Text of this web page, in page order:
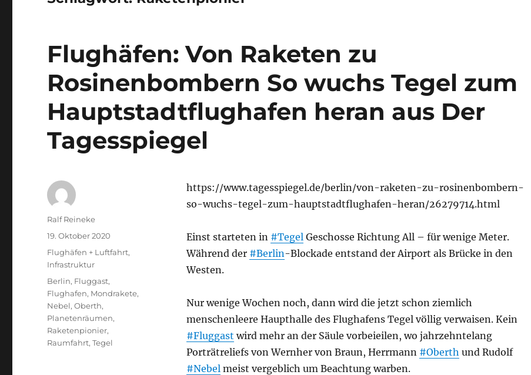
Flughäfen: Von Raketen zu
Rosinenbombern So wuchs Tegel zum
Hauptstadtflughafen heran aus Der
Tagesspiegel
https://www.tagesspiegel.de/berlin/von-raketen-zu-rosinenbombern-
so-wuchs-tegel-zum-hauptstadtflughafen-heran/26279714.html
Einst starteten in #TegelGeschosse Richtung All – für wenige Meter.
Während der #Berlin-Blockade entstand der Airport als Brücke in den
Westen.
Nur wenige Wochen noch, dann wird die jetzt schon ziemlich
menschenleere Haupthalle des Flughafens Tegel völlig verwaisen. Kein
#Fluggast wird mehr an der Säule vorbeieilen, wo jahrzehntelang
Porträtreliefs von Wernher von Braun, Herrmann #Oberth und Rudolf
#Nebelmeist vergeblich um Beachtung warben.
Autor
Ralf Reineke
Veröffentlicht
am
19. Oktober 2020
Kategorien
Flughäfen + Luftfahrt,
Infrastruktur
Schlagwörter
Berlin, Fluggast,
Flughafen, Mondrakete,
Nebel,Oberth,
Planetenräumen,
Raketenpionier,
Raumfahrt,Tegel